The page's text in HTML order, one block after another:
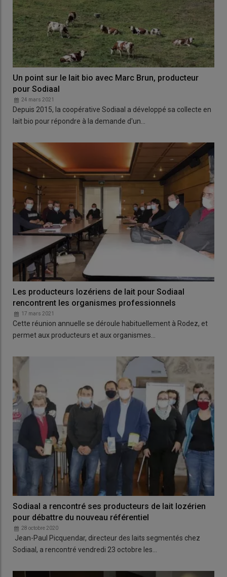
Un point sur le lait bio avec Marc Brun, producteur
pour Sodiaal
24 mars 2021
Depuis 2015, la coopérative Sodiaal a développé sa collecte en
lait bio pour répondre à la demande d'un…
Les producteurs lozériens de lait pour Sodiaal
rencontrent les organismes professionnels
17 mars 2021
Cette réunion annuelle se déroule habituellement à Rodez, et
permet aux producteurs et aux organismes…
Sodiaal a rencontré ses producteurs de lait lozérien
pour débattre du nouveau référentiel
28 octobre 2020
Jean-Paul Picquendar, directeur des laits segmentés chez
Sodiaal, a rencontré vendredi 23 octobre les…